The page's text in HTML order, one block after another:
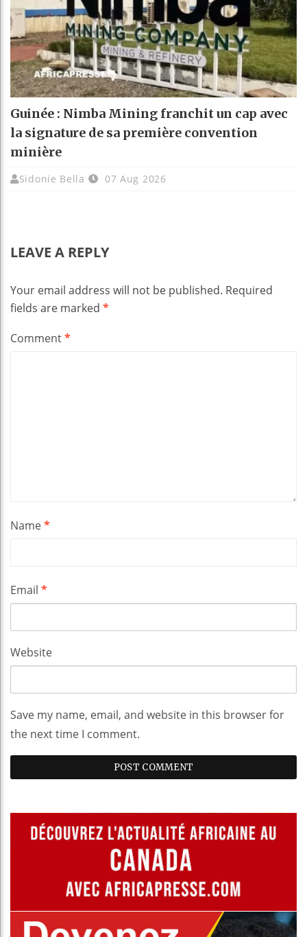
Guinée : Nimba Mining franchit un cap avec
la signature de sa première convention
minière
Sidonie Bella 07 Aug 2026
LEAVE A REPLY
Your email address will not be published. Required
fields are marked *
Comment*
Name*
Email *
Website
Save my name, email, and website in this browser for
the next time I comment.